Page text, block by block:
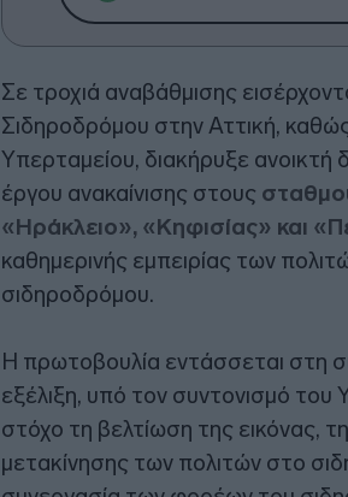
Σε τροχιά αναβάθμισης
Σιδηροδρόμου στην Αττική,
Υπερταμείου, διακήρυξε ανοικτή
έργου ανακαίνισης στους
«Ηράκλειο», «Κηφισίας» και
καθημερινής εμπειρίας των
σιδηροδρόμου.
Η πρωτοβουλία εντάσσεται στη
εξέλιξη, υπό τον συντονισμό
στόχο τη βελτίωση της εικόνας,
μετακίνησης των πολιτών στο